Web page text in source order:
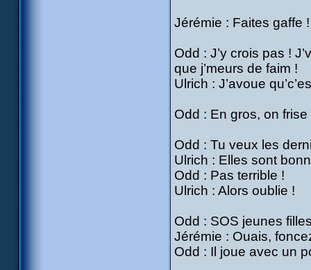
Jérémie : Faites gaffe
Odd : J’y crois pas !
que j’meurs de faim !
Ulrich : J’avoue
Odd : En gros, on frise
Odd : Tu veux les
Ulrich : Elles sont
Odd : Pas terrible !
Ulrich : Alors oublie !
Odd : SOS jeunes
Jérémie : Ouais,
Odd : Il joue avec un